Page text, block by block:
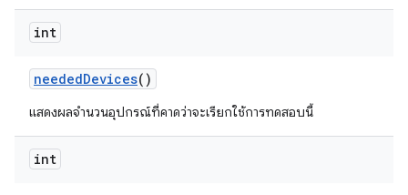
int
neededDevices()
แสดงผลจำนวนอุปกรณ์ที่คาดว่าจะเรียกใช้การทดสอบนี้
int